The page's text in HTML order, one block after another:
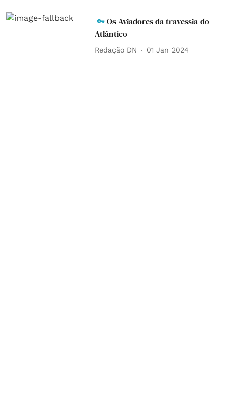
Os Aviadores da travessia do
Atlântico
Redação DN 01 Jan 2024